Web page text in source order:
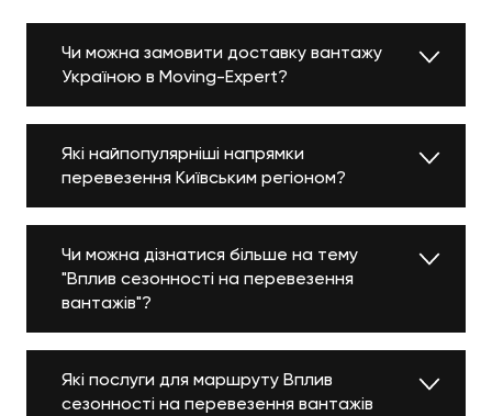
Чи можна замовити доставку вантажу
Україною в Moving-Expert?
Які найпопулярніші напрямки
перевезення Київським регіоном?
Чи можна дізнатися більше на тему
"Вплив сезонності на перевезення
вантажів"?
Які послуги для маршруту Вплив
сезонності на перевезення вантажів